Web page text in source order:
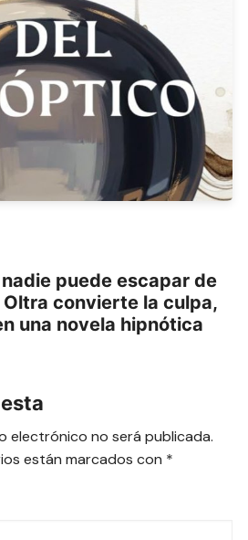
puede escapar de
convierte la culpa,
una novela hipnótica
electrónico no será publicada.
están marcados con *